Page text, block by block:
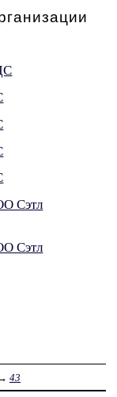
Сэтл
Сэтл
43